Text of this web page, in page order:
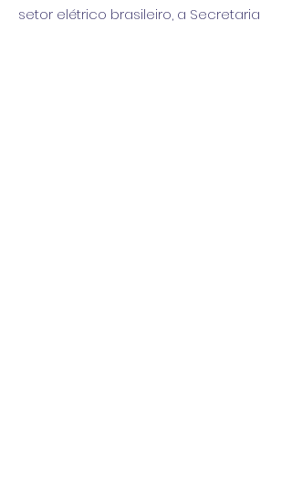
setor elétrico brasileiro, a Secretaria